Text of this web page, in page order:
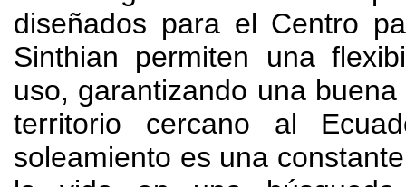
diseñados para el Centro
Sinthian permiten una
uso, garantizando una
territorio cercano al
soleamiento es una